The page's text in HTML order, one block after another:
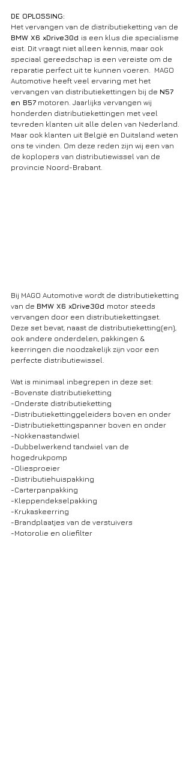
DE OPLOSSING:
Het vervangen van de distributieketting van de
BMW X6 xDrive30d is een klus die specialisme
eist. Dit vraagt niet alleen kennis, maar ook
speciaal gereedschap is een vereiste om de
reparatie perfect uit te kunnen voeren.  MAGO
Automotive heeft veel ervaring met het
vervangen van distributiekettingen bij de N57
en B57 motoren. Jaarlijks vervangen wij
honderden distributiekettingen met veel
tevreden klanten uit alle delen van Nederland.
Maar ook klanten uit België en Duitsland weten
ons te vinden. Om deze reden zijn wij een van
de koplopers van distributiewissel van de
provincie Noord-Brabant.
Bij MAGO Automotive wordt de distributieketting
van de BMW X6 xDrive30d motor steeds
vervangen door een distributiekettingset.
Deze set bevat, naast de distributieketting(en),
ook andere onderdelen, pakkingen &
keerringen die noodzakelijk zijn voor een
perfecte distributiewissel.
Wat is minimaal inbegrepen in deze set:
-Bovenste distributieketting
-Onderste distributieketting
-Distributiekettinggeleiders boven en onder
-Distributiekettingspanner boven en onder
-Nokkenastandwiel
-Dubbelwerkend tandwiel van de
hogedrukpomp
-Oliesproeier
-Distributiehuispakking
-Carterpanpakking
-Kleppendekselpakking
-Krukaskeerring
-Brandplaatjes van de verstuivers
-Motorolie en oliefilter